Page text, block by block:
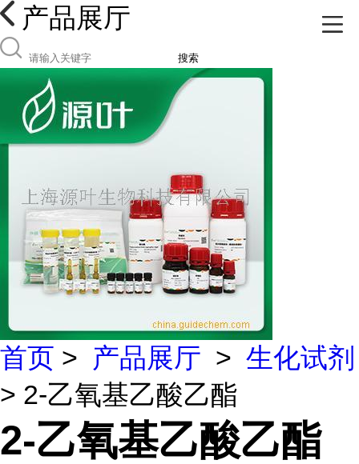
产品展厅
搜索
首页 > 产品展厅 > 生化试剂
> 2-乙氧基乙酸乙酯
2-乙氧基乙酸乙酯